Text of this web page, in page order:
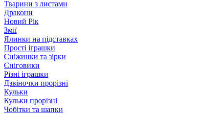
Тварини з листами
Дракони
Новий Рік
Змії
Ялинки на підставках
Прості іграшки
Сніжинки та зірки
Сніговики
Різні іграшки
Дзвіночки прорізні
Кульки
Кульки прорізні
Чобітки та шапки